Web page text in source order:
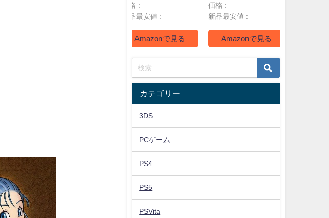
価格 :
新品最安値 :
Amazonで見る
ンラインコード版
価格 :
新品最安値 :
Amazonで見る
カテゴリー
3DS
PCゲーム
PS4
PS5
PSVita